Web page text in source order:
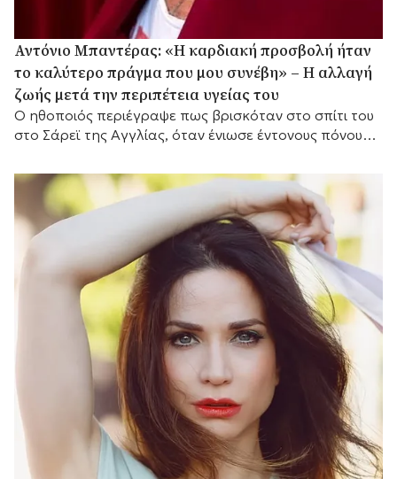
Αντόνιο Μπαντέρας: «Η καρδιακή προσβολή ήταν
το καλύτερο πράγμα που μου συνέβη» – Η αλλαγή
ζωής μετά την περιπέτεια υγείας του
Ο ηθοποιός περιέγραψε πως βρισκόταν στο σπίτι του
στο Σάρεϊ της Αγγλίας, όταν ένιωσε έντονους πόνους